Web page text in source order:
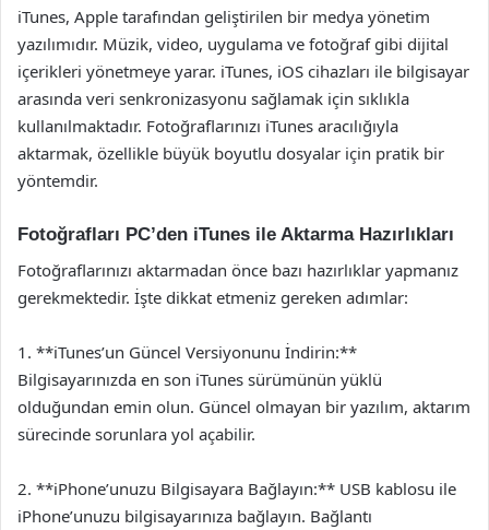
iTunes, Apple tarafından geliştirilen bir medya yönetim
yazılımıdır. Müzik, video, uygulama ve fotoğraf gibi dijital
içerikleri yönetmeye yarar. iTunes, iOS cihazları ile bilgisayar
arasında veri senkronizasyonu sağlamak için sıklıkla
kullanılmaktadır. Fotoğraflarınızı iTunes aracılığıyla
aktarmak, özellikle büyük boyutlu dosyalar için pratik bir
yöntemdir.
Fotoğrafları PC’den iTunes ile Aktarma Hazırlıkları
Fotoğraflarınızı aktarmadan önce bazı hazırlıklar yapmanız
gerekmektedir. İşte dikkat etmeniz gereken adımlar:
1. **iTunes’un Güncel Versiyonunu İndirin:**
Bilgisayarınızda en son iTunes sürümünün yüklü
olduğundan emin olun. Güncel olmayan bir yazılım, aktarım
sürecinde sorunlara yol açabilir.
2. **iPhone’unuzu Bilgisayara Bağlayın:** USB kablosu ile
iPhone’unuzu bilgisayarınıza bağlayın. Bağlantı